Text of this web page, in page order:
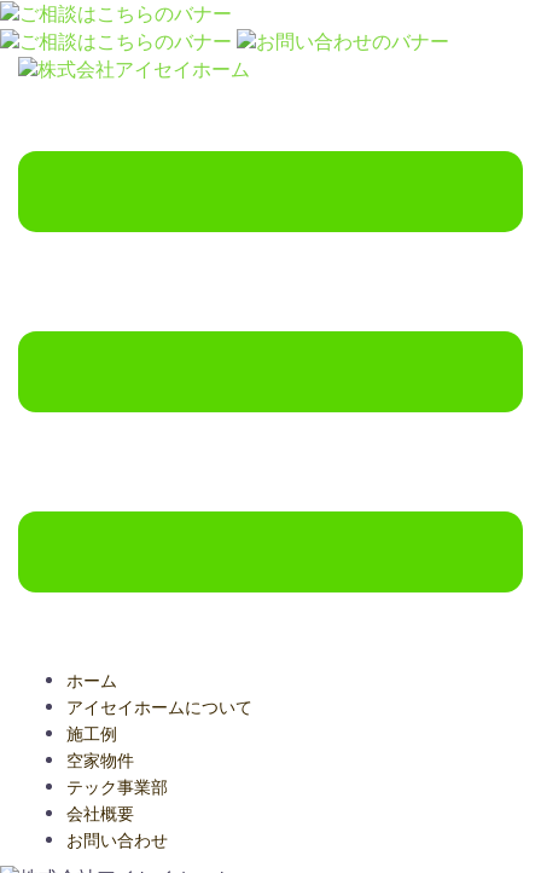
ホーム
アイセイホームについて
施工例
空家物件
テック事業部
会社概要
お問い合わせ